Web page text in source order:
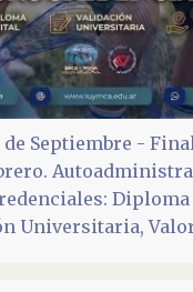
Septiembre -
Universitaria,